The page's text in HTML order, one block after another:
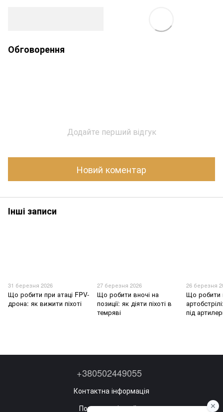
Обговорення
Додайте перший відгук
Новий коментар
Інші записи
31 березня 2026
Що робити при атаці FPV-
дрона: як вижити піхоті
27 березня 2026
Що робити вночі на
позиції: як діяти піхоті в
темряві
26 березня
Що робити
під
+380502449055
Контактна інформація
Повна версія сайту